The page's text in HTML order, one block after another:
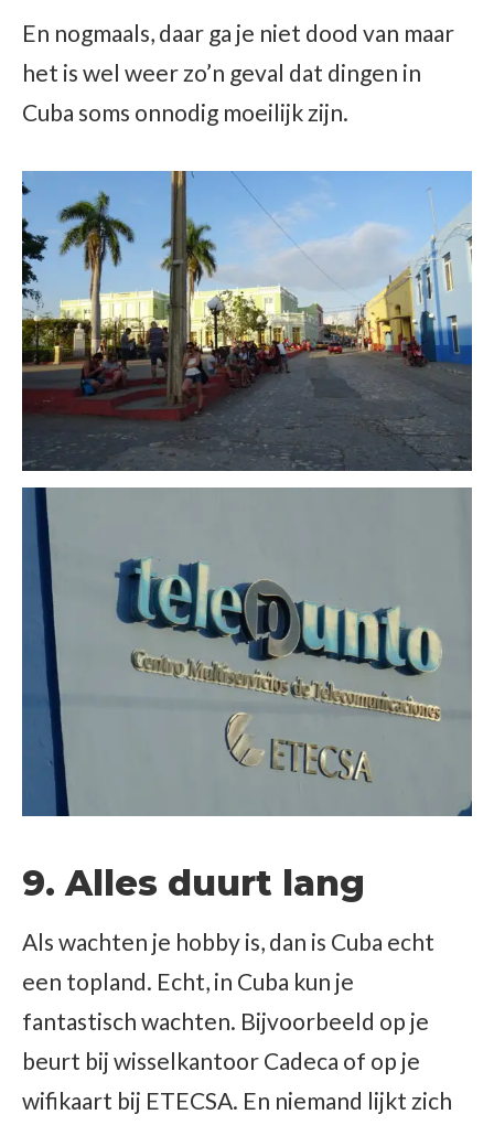
En nogmaals, daar ga je niet dood van maar
het is wel weer zo’n geval dat dingen in
Cuba soms onnodig moeilijk zijn.
9. Alles duurt lang
Als wachten je hobby is, dan is Cuba echt
een topland. Echt, in Cuba kun je
fantastisch wachten. Bijvoorbeeld op je
beurt bij wisselkantoor Cadeca of op je
wifikaart bij ETECSA. En niemand lijkt zich